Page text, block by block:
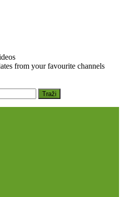
from your favourite channels